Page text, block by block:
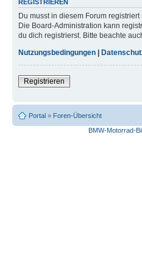
REGISTRIEREN
Du musst in diesem Forum
Die Board-Administration kann
du dich registrierst. Bitte beachte
Nutzungsbedingungen
Registrieren
Portal » Foren-Übersicht
BMW-Motorrad-